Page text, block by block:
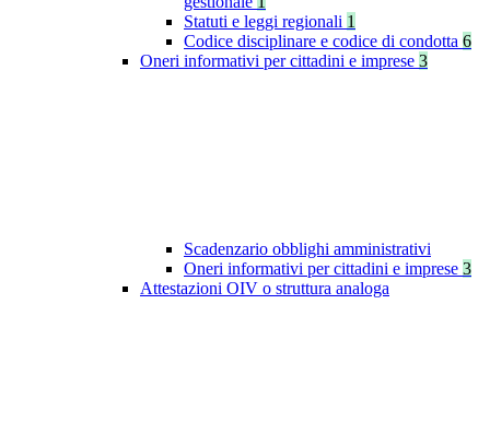
Statuti e leggi regionali 1
Codice disciplinare e codice di condotta 6
Oneri informativi per cittadini e imprese 3
Scadenzario obblighi amministrativi
Oneri informativi per cittadini e imprese 3
Attestazioni OIV o struttura analoga